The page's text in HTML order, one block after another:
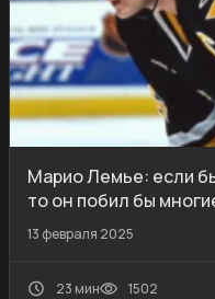
Марио Лемье: если
то он побил бы
13 февраля 2025
23 мин 1502